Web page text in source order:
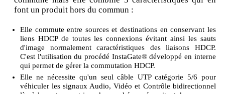
font un produit hors du commun :
Elle commute entre sources et destinations en conservant les
liens HDCP de toutes les connexions évitant ainsi les sauts
d'image normalement caractéristiques des liaisons HDCP.
C'est l'utilisation du procédé InstaGate® développé en interne
qui permet de gérer la commutation HDCP.
Elle ne nécessite qu'un seul câble UTP catégorie 5/6 pour
véhiculer les signaux Audio, Vidéo et Contrôle bidirectionnel